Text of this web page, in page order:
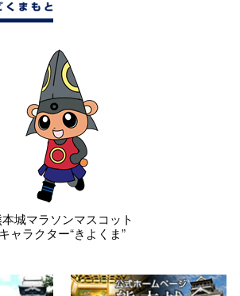
城マラソンマスコット
キャラクター“きよくま”